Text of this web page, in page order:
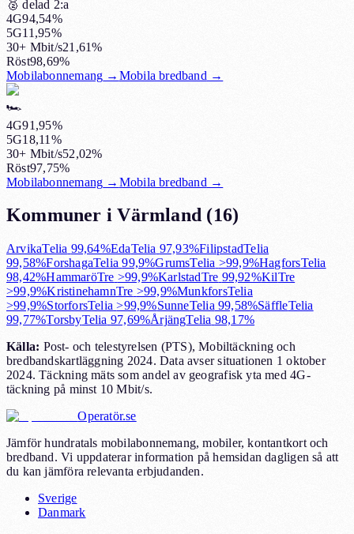
🥈 delad 2:a
4G94,54%
5G11,95%
30+ Mbit/s21,61%
Röst98,69%
Mobilabonnemang → Mobila bredband →
🏎️
4G91,95%
5G18,11%
30+ Mbit/s52,02%
Röst97,75%
Mobilabonnemang → Mobila bredband →
Kommuner i Värmland (16)
ArvikaTelia 99,64%EdaTelia 97,93%FilipstadTelia
99,58%ForshagaTelia 99,9%GrumsTelia >99,9%HagforsTelia
98,42%HammaröTre >99,9%KarlstadTre 99,92%KilTre
>99,9%KristinehamnTre >99,9%MunkforsTelia
>99,9%StorforsTelia >99,9%SunneTelia 99,58%SäffleTelia
99,77%TorsbyTelia 97,69%ÅrjängTelia 98,17%
Källa: Post- och telestyrelsen (PTS), Mobiltäckning och
bredbandskartläggning 2024. Data avser situationen 1 oktober
2024. Täckning mäts som andel av geografisk yta med 4G-
täckning på minst 10 Mbit/s.
Operatör.se
Jämför hundratals mobilabonnemang, mobiler, kontantkort och
bredband. Vi uppdaterar information på hemsidan dagligen så att
du kan jämföra relevanta erbjudanden.
Sverige
Danmark